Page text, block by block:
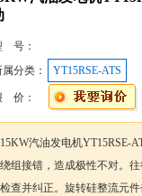
号：
属分类：
YT15RSE-ATS
价：
15KW汽油发电机YT15RSE-
绕组接错，造成极性不对。
检查并纠正。旋转硅整流元